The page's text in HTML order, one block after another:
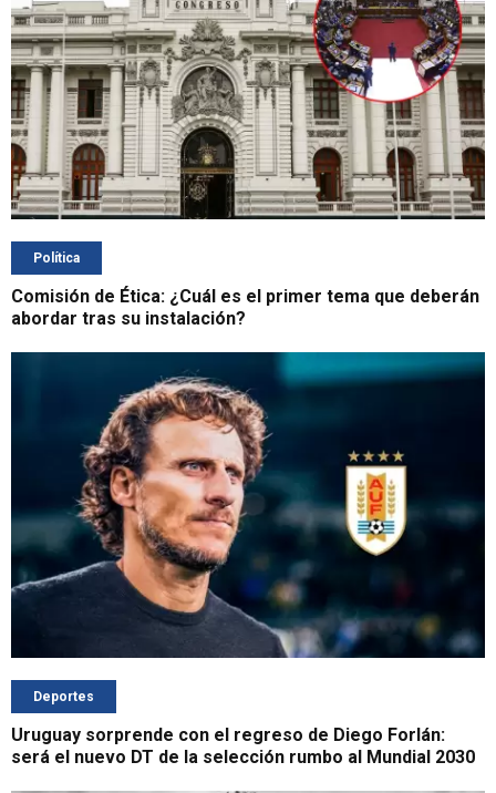
Política
Comisión de Ética: ¿Cuál es el primer tema que deberán
abordar tras su instalación?
Deportes
Uruguay sorprende con el regreso de Diego Forlán:
será el nuevo DT de la selección rumbo al Mundial 2030